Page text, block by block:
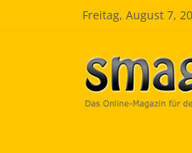
Freitag, August 7,